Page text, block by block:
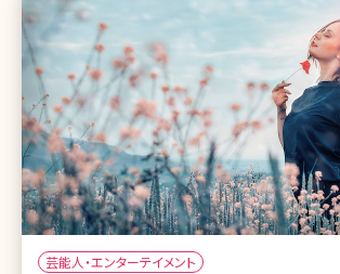
芸能人・エンターテイメント